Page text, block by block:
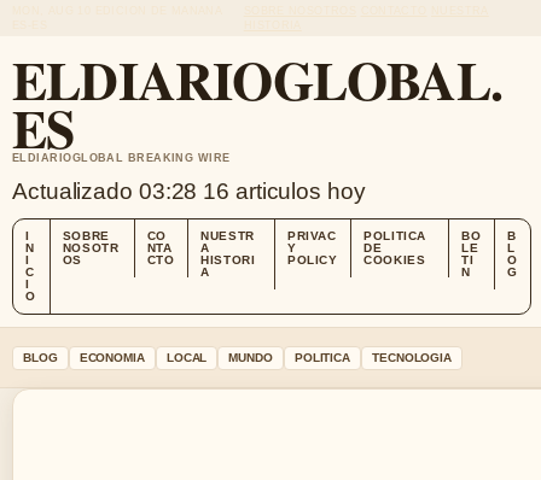
ELDIARIOGLOBAL.
ES
ELDIARIOGLOBAL BREAKING WIRE
Actualizado 03:28 16 articulos hoy
I
N
I
C
I
O
SOBRE
NOSOTR
OS
CO
NTA
CTO
NUESTR
A
HISTORI
A
PRIVAC
Y
POLICY
POLITICA
DE
COOKIES
BO
LE
TI
N
B
L
O
G
BLOG ECONOMIA LOCAL MUNDO POLITICA TECNOLOGIA